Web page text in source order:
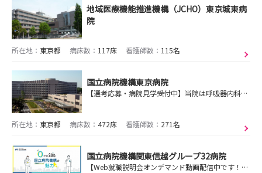
地域医療機能推進機構（JCHO）東京城東病
院
所在地： 東京都 病床数： 117床 看護師数： 115名
国立病院機構東京病院
【選考応募・病院見学受付中】当院は呼吸器内科を中心として、急性期、慢性期、回復期、終末期、結核など様々な病床を有しており、看護を通して多くの経験、学習ができます
所在地： 東京都 病床数： 472床 看護師数： 271名
国立病院機構関東信越グループ32病院
【Web就職説明会オンデマンド動画配信中です！】国立病院機構はめざす看護の実現に向けてあなたの夢を最大限サポートします！